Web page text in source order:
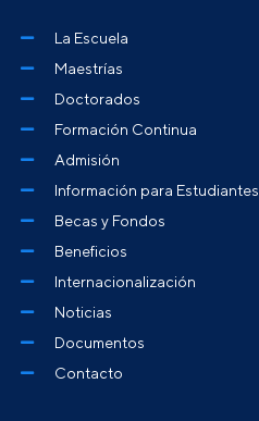
La Escuela
Maestrías
Doctorados
Formación Continua
Admisión
Información para Estudiantes
Becas y Fondos
Beneficios
Internacionalización
Noticias
Documentos
Contacto